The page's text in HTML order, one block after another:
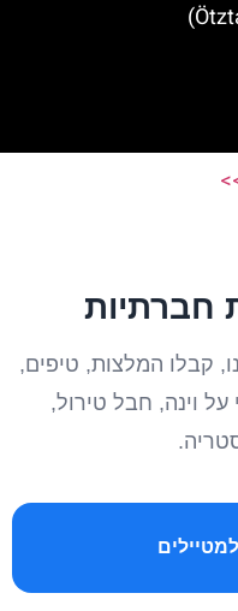
חברתיות
קבלו המלצות, טיפים,
על וינה, חבל טירול,